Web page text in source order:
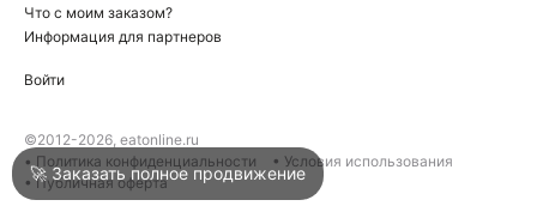
Написать в техподдержку
Что с моим заказом?
Информация для партнеров
Войти
©2012-2026, eatonline.ru
• Политика конфиденциальности
• Условия использования
• Публичная оферта
🚀 Заказать полное продвижение